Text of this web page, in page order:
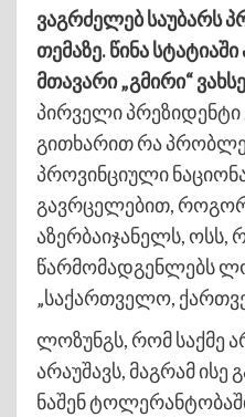
ვაგრძელებ საუბარს
თემაზე. წინა
მთავარი „გმირი“
პირველი პრეზიდენტი
გითხარით რა
პროვინციული
გავრცელებით,
აზერბაიჯანელს, ოსს,
წარმომადგენლებს
„საქართველო,
ლოზუნგს, რომ საქმე
არაუშავს, მაგრამ ისე
ნაშენ